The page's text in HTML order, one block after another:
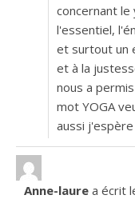
concernant le
l'essentiel,
et surtout un
et à la
nous a
mot YOGA
aussi
Anne-laure a écrit